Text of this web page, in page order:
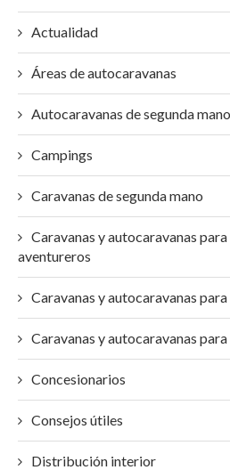
Actualidad
Áreas de autocaravanas
Autocaravanas de segunda mano
Campings
Caravanas de segunda mano
Caravanas y autocaravanas
aventureros
Caravanas y autocaravanas
Caravanas y autocaravanas
Concesionarios
Consejos útiles
Distribución interior